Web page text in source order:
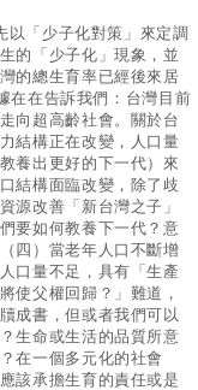
以「少子化對策」來定調
的「少子化」現象，並
的總生育率已經後來居
在在告訴我們：台灣目前
向超高齡社會。關於台
結構正在改變，人口量
養出更好的下一代）來
結構面臨改變，除了歧
源改善「新台灣之子」
要如何教養下一代？意
四）當老年人口不斷增
口量不足，具有「生產
使父權回歸？」難道，
成書，但或者我們可以
生命或生活的品質所意
在一個多元化的社會
該承擔生育的責任或是